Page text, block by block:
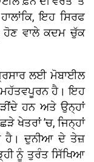
ਇਹ ਸਿਰਫ
ਹੋਣ ਵਾਲੇ ਕਦਮ ਚੁੱਕ
ਲਈ ਮੋਬਾਈਲ
ਮਹੱਤਵਪੂਰਨ ਹੈ। ਇਹ
ਹਨ ਅਤੇ ਉਨ੍ਹਾਂ
ਖੇਤਰਾਂ ’ਚ, ਜਿਨ੍ਹਾਂ
ਹੈ। ਦੁਨੀਆ ਦੇ ਤੇਜ਼
ਨੂੰ ਤੁਰੰਤ ਸਿੱਖਿਆ